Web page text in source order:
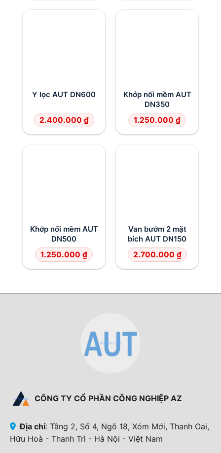
Y lọc AUT DN600
2.400.000 ₫
Khớp nối mềm AUT
DN350
1.250.000 ₫
Khớp nối mềm AUT
DN500
1.250.000 ₫
Van bướm 2 mặt
bích AUT DN150
2.700.000 ₫
CÔNG TY CỔ PHẦN CÔNG NGHIỆP AZ
Địa chỉ: Tầng 2, Số 4, Ngõ 18, Xóm Mới, Thanh Oai,
Hữu Hoà - Thanh Trì - Hà Nội - Việt Nam